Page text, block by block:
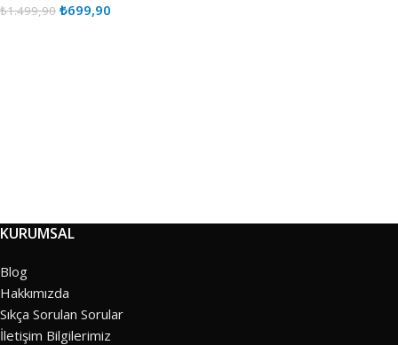
₺1.499,90 ₺699,90
KURUMSAL
Blog
Hakkımızda
Sıkça Sorulan Sorular
İletişim Bilgilerimiz